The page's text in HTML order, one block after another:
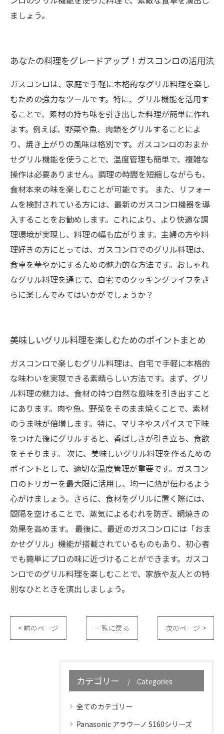
ましょう。
あなたの料理をグレードアップ！ガスコンロの活用法
ガスコンロは、家庭で手軽に本格的なグリル料理を楽し
むための強力なツールです。特に、グリル機能を活用す
ることで、素材の持ち味を引き出した料理が簡単に作れ
ます。例えば、野菜や魚、肉類をグリルすることによ
り、焼き上がりの風味は格別です。ガスコンロのおまか
せグリル機能を使うことで、温度管理も簡単で、複雑な
操作は必要ありません。調理の時間を短縮しながらも、
食材本来の味を楽しむことが可能です。 また、リフォー
ムを検討されている方には、最新のガスコンロ機器を導
入することをお勧めします。これにより、より快適な調
理環境が実現し、料理の幅も広がります。主婦の方や料
理好きの方にとっては、ガスコンロでのグリル料理は、
食卓を華やかにするための魅力的な方法です。おしゃれ
なグリル料理を通じて、自宅でのクッキングライフをさ
らに楽しんでみてはいかがでしょうか？
美味しいグリル料理を楽しむためのポイントまとめ
ガスコンロで楽しむグリル料理は、自宅で手軽に本格的
な味わいを実現できる素晴らしい方法です。まず、グリ
ル料理の魅力は、食材の持つ自然な風味を引き出すこと
にあります。肉や魚、野菜をそのまま焼くことで、素材
のうま味が倍増します。特に、マリネやスパイスで下味
をつけた後にグリルすると、香ばしさが引き立ち、食欲
をそそります。 次に、美味しいグリル料理を作るための
ポイントとして、適切な温度管理が重要です。ガスコン
ロのトリガーを最大限に活用し、均一に熱が伝わるよう
心がけましょう。さらに、食材をグリルに置く際には、
間隔を空けることで、蒸気によるむれを防ぎ、網焼きの
効果を高めます。 最後に、最近のガスコンロには「おま
かせグリル」機能が搭載されているものもあり、初心者
でも簡単にプロの味に近づけることができます。ガスコ
ンロでのグリル料理を楽しむことで、家族や友人との特
別なひとときを演出しましょう。
< 前のページ 一覧に戻る 次のページ >
カテゴリー Categories
全てのカテゴリー
Panasonic アラウーノ S160シリーズ